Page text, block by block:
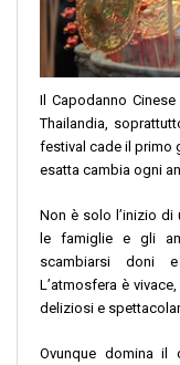
Il Capodanno
Thailandia,
festival cade il primo
esatta cambia ogni
Non è solo l’inizio di
le famiglie e gli
scambiarsi doni
L’atmosfera è
deliziosi e
Ovunque domina il